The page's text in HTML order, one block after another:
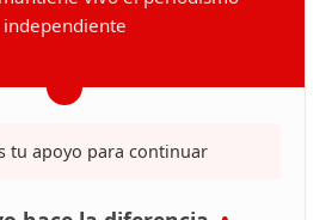
independiente
tu apoyo para continuar